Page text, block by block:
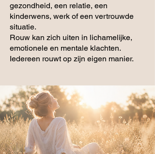
gezondheid, een relatie, een
kinderwens, werk of een vertrouwde
situatie.
Rouw kan zich uiten in lichamelijke,
emotionele en mentale klachten.
Iedereen rouwt op zijn eigen manier.